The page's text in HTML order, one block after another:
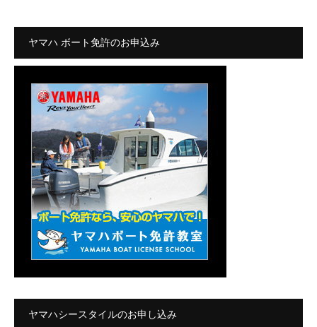
ヤマハ ボート免許のお申込み
ヤマハシースタイルのお申し込み